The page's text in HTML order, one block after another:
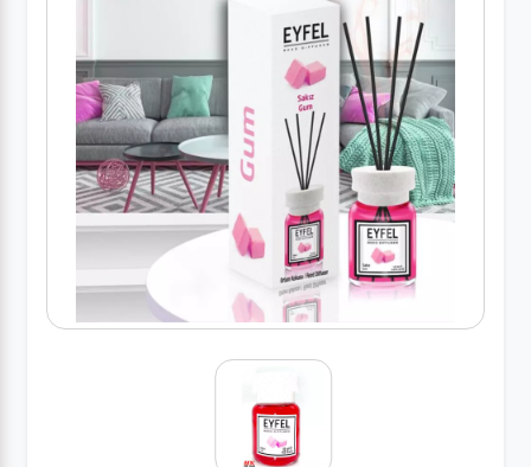
سرویس های
چینی زرین
قاشق و چنگال
لوازم خانه
لوازم پلاسکو